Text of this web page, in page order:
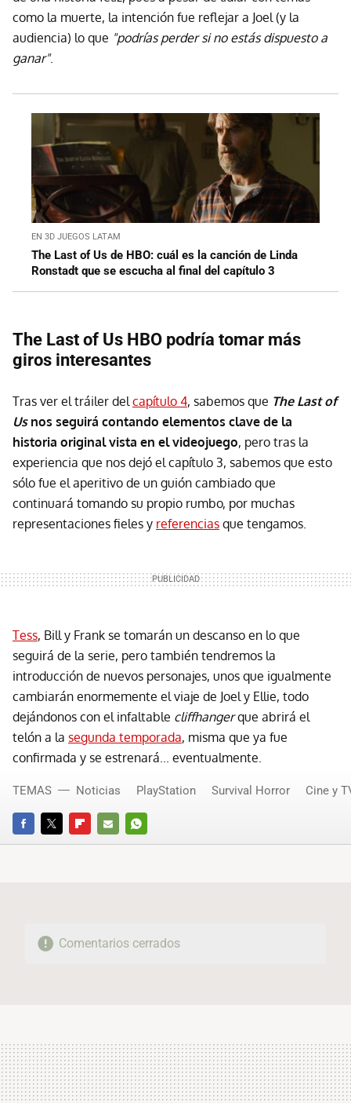
como la muerte, la intención fue reflejar a Joel (y la
audiencia) lo que "podrías perder si no estás dispuesto a
ganar".
EN 3D JUEGOS LATAM
The Last of Us de HBO: cuál es la canción de Linda
Ronstadt que se escucha al final del capítulo 3
The Last of Us HBO podría tomar más
giros interesantes
Tras ver el tráiler del capítulo 4, sabemos que The Last of
Usnos seguirá contando elementos clave de la
historia original vista en el videojuego, pero tras la
experiencia que nos dejó el capítulo 3, sabemos que esto
sólo fue el aperitivo de un guión cambiado que
continuará tomando su propio rumbo, por muchas
representaciones fieles y referencias que tengamos.
Tess, Bill y Frank se tomarán un descanso en lo que
seguirá de la serie, pero también tendremos la
introducción de nuevos personajes, unos que igualmente
cambiarán enormemente el viaje de Joel y Ellie, todo
dejándonos con el infaltable cliffhangerque abrirá el
telón a la segunda temporada, misma que ya fue
confirmada y se estrenará... eventualmente.
FACEBOOKTWITTERFLIPBOARD
E-
WHATSAPP
TEMAS Noticias PlayStation Survival Horror Cine y
Comentarios cerrados